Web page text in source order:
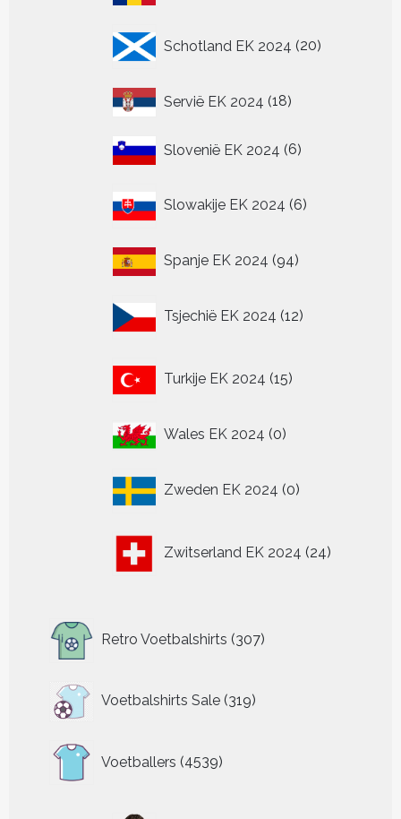
Schotland EK 2024 20
producten
Servië EK 2024 1818
Slovenië EK 2024 66
Slowakije EK 2024 6
producten
Spanje EK 2024 9494
Tsjechië EK 2024 12
producten
Turkije EK 2024 15
producten
Wales EK 2024 00
Zweden EK 2024 0
producten
Zwitserland EK 2024 24
producten
Retro Voetbalshirts 307
producten
Voetbalshirts Sale 319
319
Voetballers 4539
producten